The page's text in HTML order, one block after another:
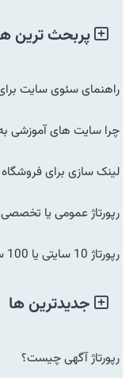
پربحث ترین
راهنمای سئوی سایت
چرا سایت های آموزشی
لینک سازی برای فروشگاه
رپورتاژ عمومی یا
رپورتاژ 10 سایتی یا 100 سایتی؟
جدیدترین ها
رپورتاژ آگهی چیست؟